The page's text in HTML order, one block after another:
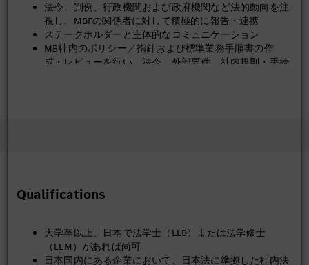
法令、判例、行政機関および政府機関など法的動向を注
視し、MBFの関係者に対して積極的に報告・連携
ステークホルダーと主体的なコミュニケーション
MB社内のポリシー／指針および標準業務手順書の作
成・レビューを行い、法令、外部要件、社内規則・手続
リージョン法務チーム
その他の法務部門（本社、他国）
Qualifications
大学卒以上、日本で法学士（LLB）または法学修士
（LLM）があれば尚可
日本国内にある企業において、日本法に準拠した社内法